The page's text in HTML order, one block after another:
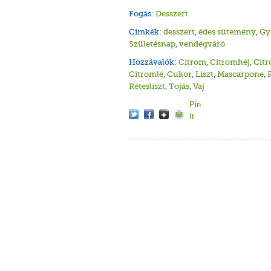
Fogás: Desszert
Cimkék: desszert, édes sütemény,
Születésnap, vendégváró
Hozzávalók: Citrom, Citromhéj,
Citromlé, Cukor, Liszt, Mascarpone,
Rétesliszt, Tojás, Vaj
Pin
It